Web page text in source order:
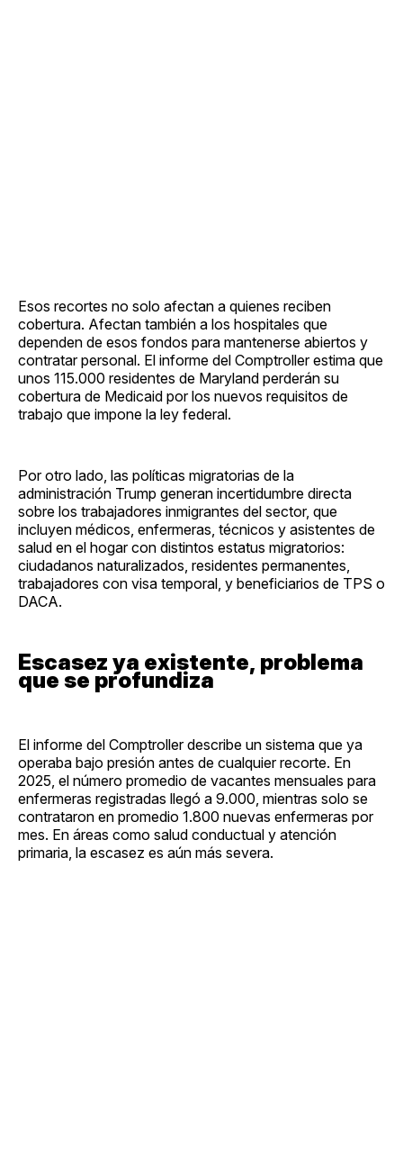
Esos recortes no solo afectan a quienes reciben
cobertura. Afectan también a los hospitales que
dependen de esos fondos para mantenerse abiertos y
contratar personal. El informe del Comptroller estima que
unos 115.000 residentes de Maryland perderán su
cobertura de Medicaid por los nuevos requisitos de
trabajo que impone la ley federal.
Por otro lado, las políticas migratorias de la
administración Trump generan incertidumbre directa
sobre los trabajadores inmigrantes del sector, que
incluyen médicos, enfermeras, técnicos y asistentes de
salud en el hogar con distintos estatus migratorios:
ciudadanos naturalizados, residentes permanentes,
trabajadores con visa temporal, y beneficiarios de TPS o
DACA.
Escasez ya existente, problema
que se profundiza
El informe del Comptroller describe un sistema que ya
operaba bajo presión antes de cualquier recorte. En
2025, el número promedio de vacantes mensuales para
enfermeras registradas llegó a 9.000, mientras solo se
contrataron en promedio 1.800 nuevas enfermeras por
mes. En áreas como salud conductual y atención
primaria, la escasez es aún más severa.